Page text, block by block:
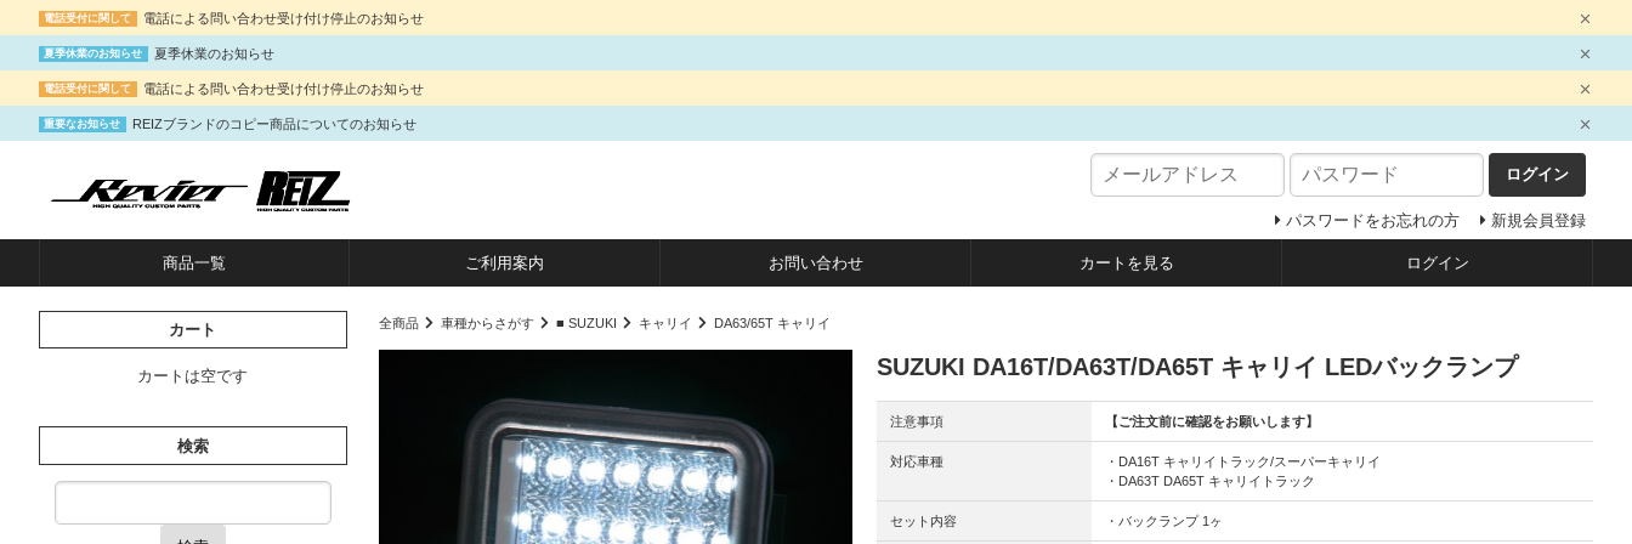
電話受付に関して 電話による問い合わせ受け付け停止のお知らせ
夏季休業のお知らせ 夏季休業のお知らせ
電話受付に関して 電話による問い合わせ受け付け停止のお知らせ
重要なお知らせ REIZブランドのコピー商品についてのお知らせ
ログイン
パスワードをお忘れの方 新規会員登録
商品一覧 ご利用案内 お問い合わせ カートを見る ログイン
全商品 車種からさがす ■ SUZUKI キャリイ DA63/65T キャリイ
SUZUKI DA16T/DA63T/DA65T キャリイ LEDバックランプ
注意事項 【ご注文前に確認をお願いします】
対応車種
・DA16T キャリイトラック/スーパーキャリイ
・DA63T DA65T キャリイトラック
セット内容 ・バックランプ 1ヶ
カート
カートは空です
検索